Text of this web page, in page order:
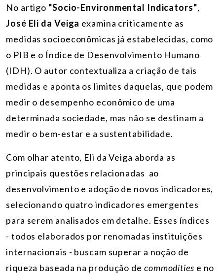
No artigo "Socio-Environmental Indicators",
José Eli da Veiga examina criticamente as
medidas socioeconômicas já estabelecidas, como
o PIB e o Índice de Desenvolvimento Humano
(IDH). O autor contextualiza a criação de tais
medidas e aponta os limites daquelas, que podem
medir o desempenho econômico de uma
determinada sociedade, mas não se destinam a
medir o bem-estar e a sustentabilidade.
Com olhar atento, Eli da Veiga aborda as
principais questões relacionadas ao
desenvolvimento e adoção de novos indicadores,
selecionando quatro indicadores emergentes
para serem analisados em detalhe. Esses índices
- todos elaborados por renomadas instituições
internacionais - buscam superar a noção de
riqueza baseada na produção de commodities e no